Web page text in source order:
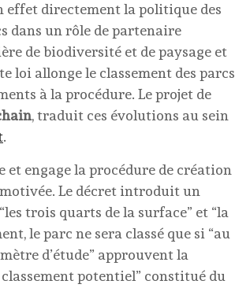
effet directement la politique des
dans un rôle de partenaire
de biodiversité et de paysage et
loi allonge le classement des parcs
à la procédure. Le projet de
, traduit ces évolutions au sein
.
et engage la procédure de création
Le décret introduit un
trois quarts de la surface” et “la
le parc ne sera classé que si “au
d’étude” approuvent la
potentiel” constitué du